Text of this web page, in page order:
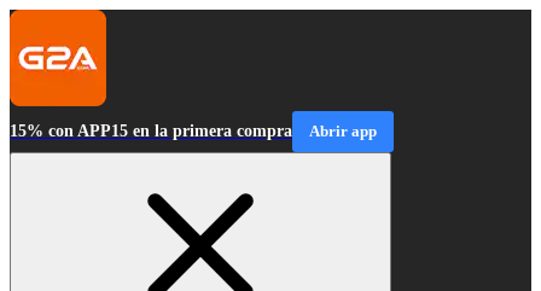
15% con APP15 en la primera compra Abrir app